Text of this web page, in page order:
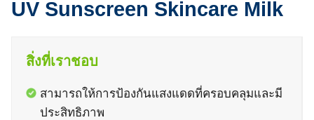
UV Sunscreen Skincare Milk
สิ่งที่เราชอบ
สามารถให้การป้องกันแสงแดดที่ครอบคลุมและมี
ประสิทธิภาพ